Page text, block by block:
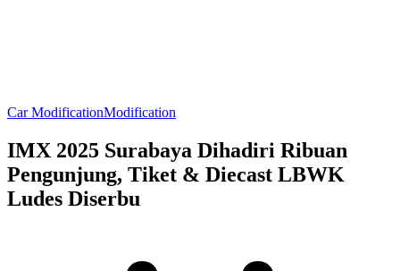
Car ModificationModification
IMX 2025 Surabaya Dihadiri Ribuan
Pengunjung, Tiket & Diecast LBWK
Ludes Diserbu